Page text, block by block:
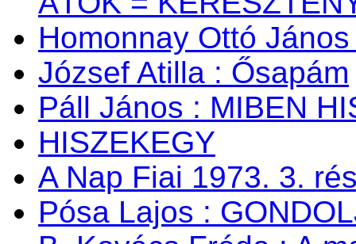
Homonnay Ottó
József Atilla : Ősapám
Páll János : MIBEN
HISZEKEGY
A Nap Fiai 1973. 3.
Pósa Lajos :